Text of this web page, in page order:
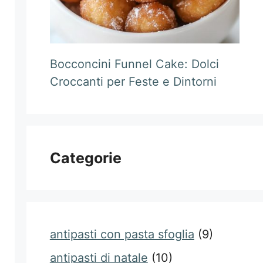
Bocconcini Funnel Cake: Dolci
Croccanti per Feste e Dintorni
Categorie
antipasti con pasta sfoglia (9)
antipasti di natale (10)